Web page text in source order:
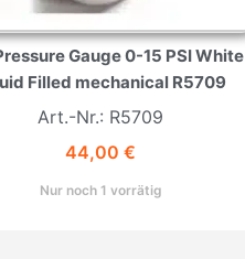
Gauge 0-15 PSI White
Filled mechanical R5709
Art.-Nr.: R5709
44,00€
Nur noch 1 vorrätig